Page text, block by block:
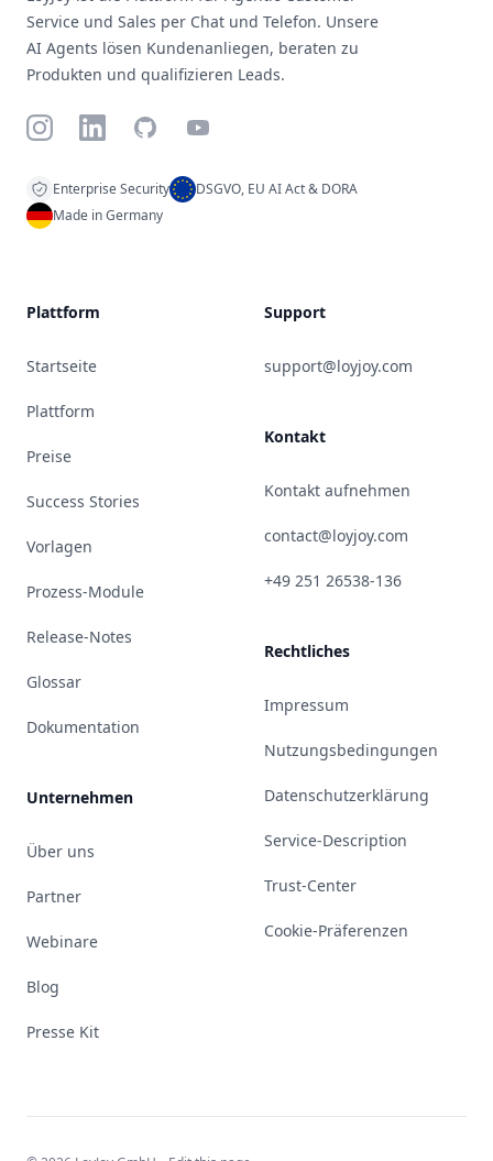
Service und Sales per Chat und Telefon. Unsere
AI Agents lösen Kundenanliegen, beraten zu
Produkten und qualifizieren Leads.
InstagramLinkedInGitHubYouTube
Enterprise Security
DSGVO, EU AI Act & DORA
Made in Germany
Plattform
Startseite
Plattform
Preise
Success Stories
Vorlagen
Prozess-Module
Release-Notes
Glossar
Dokumentation
Unternehmen
Über uns
Partner
Webinare
Blog
Presse Kit
Support
support@loyjoy.com
Kontakt
Kontakt aufnehmen
contact@loyjoy.com
+49 251 26538-136
Rechtliches
Impressum
Nutzungsbedingungen
Datenschutzerklärung
Service-Description
Trust-Center
Cookie-Präferenzen